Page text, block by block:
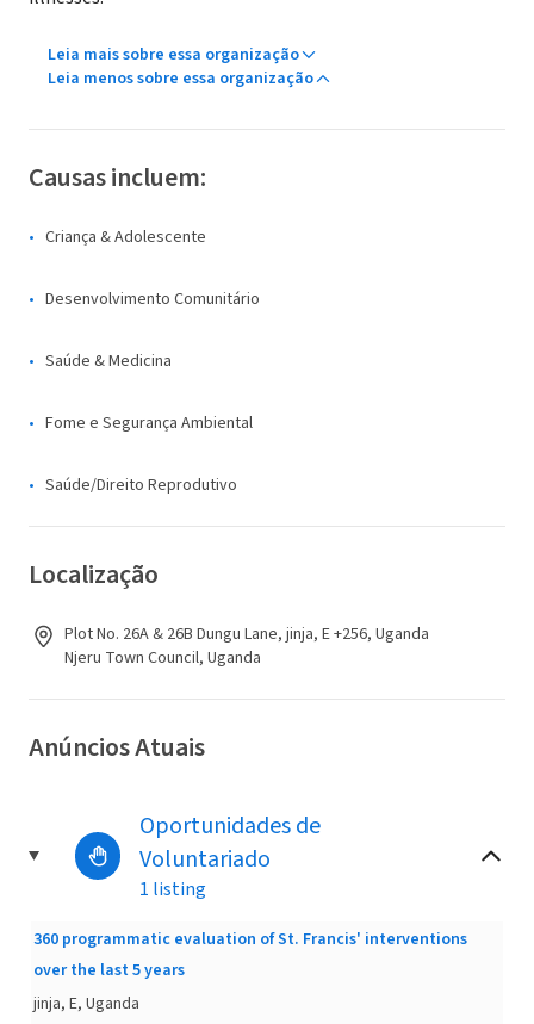
Leia mais sobre essa organização
Leia menos sobre essa organização
Causas incluem:
Criança & Adolescente
Desenvolvimento Comunitário
Saúde & Medicina
Fome e Segurança Ambiental
Saúde/Direito Reprodutivo
Localização
Plot No. 26A & 26B Dungu Lane, jinja, E +256, Uganda
Njeru Town Council, Uganda
Anúncios Atuais
Oportunidades de
Voluntariado
1 listing
360 programmatic evaluation of St. Francis' interventions
over the last 5 years
jinja, E, Uganda